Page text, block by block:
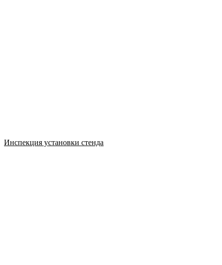
Инспекция установки стенда